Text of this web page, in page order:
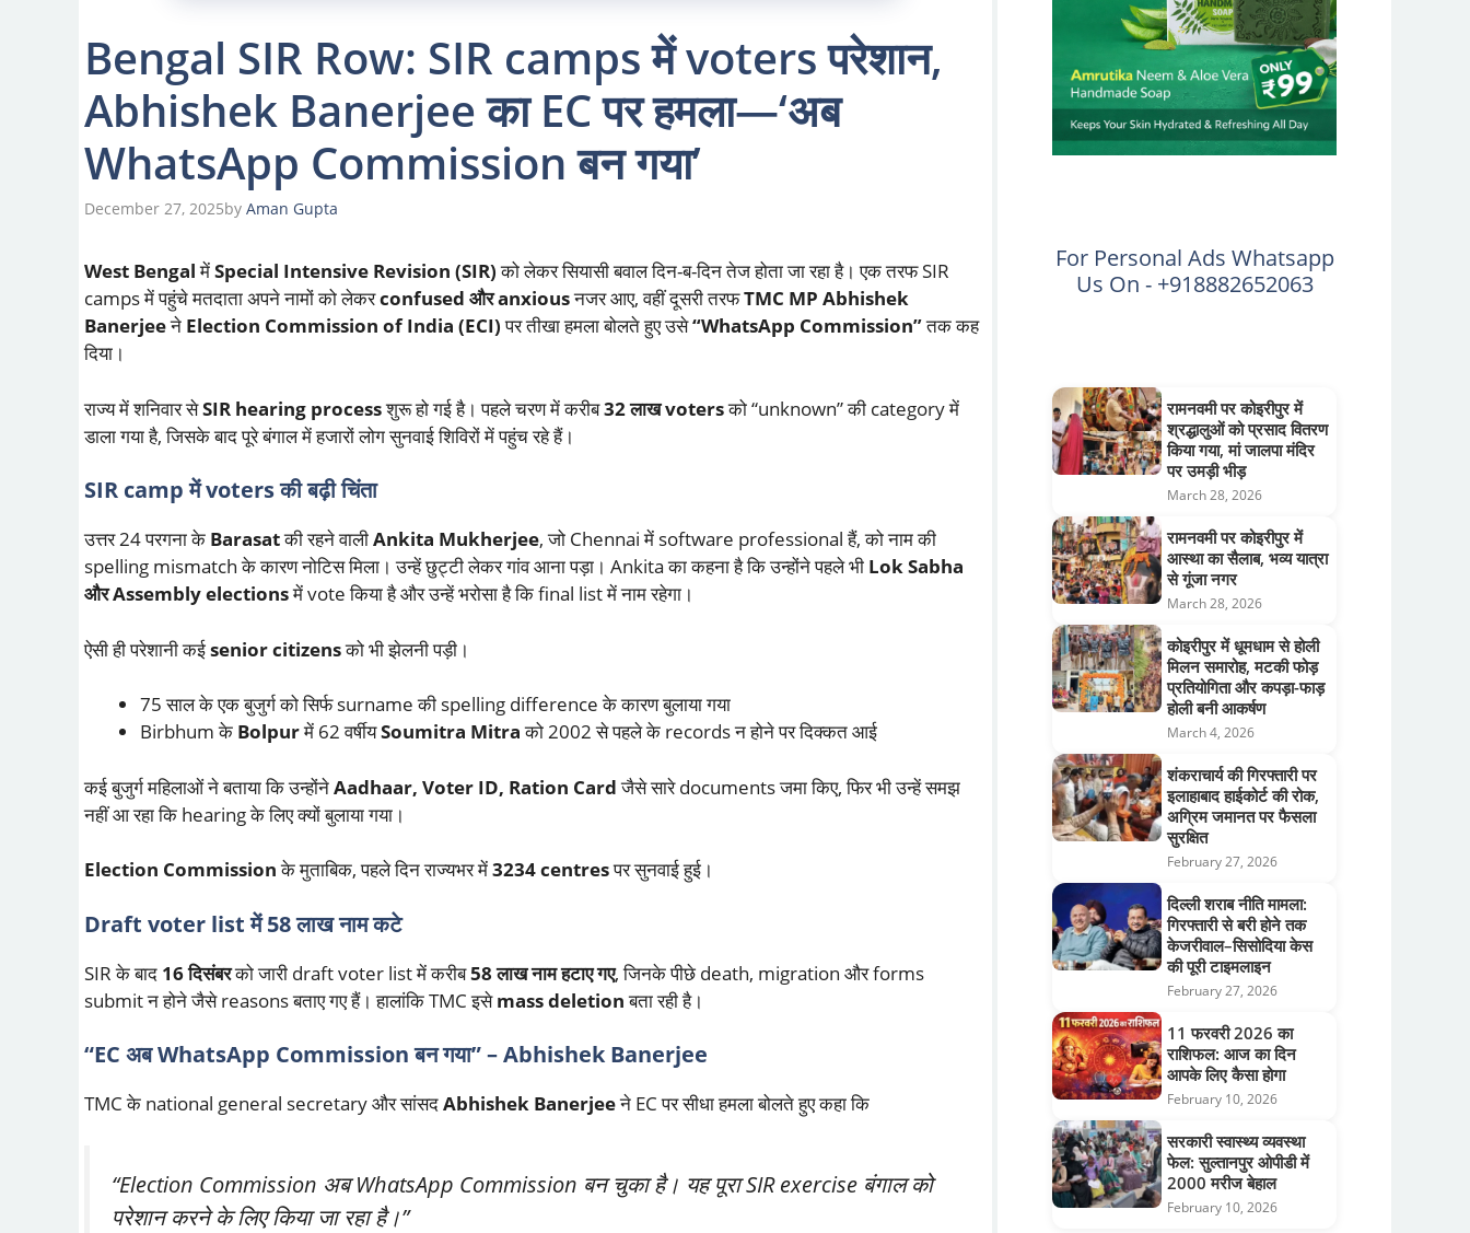
Bengal SIR Row: SIR camps में voters परेशान,
Abhishek Banerjee का EC पर हमला—‘अब
WhatsApp Commission बन गया’
December 27, 2025by Aman Gupta
West BengalमेंSpecial Intensive Revision (SIR)को लेकर सियासी बवाल दिन-ब-दिन तेज होता जा रहा है। एक तरफ SIR
camps में पहुंचे मतदाता अपने नामों को लेकरconfused और anxiousनजर आए, वहीं दूसरी तरफTMC MP Abhishek
Banerjeeने Election Commission of India (ECI)पर तीखा हमला बोलते हुए उसे“WhatsApp Commission”तक कह
दिया।
राज्य में शनिवार सेSIR hearing processशुरू हो गई है। पहले चरण में करीब32 लाख votersको “unknown” की category में
डाला गया है, जिसके बाद पूरे बंगाल में हजारों लोग सुनवाई शिविरों में पहुंच रहे हैं।
SIR camp में voters की बढ़ी चिंता
उत्तर 24 परगना के Barasatकी रहने वालीAnkita Mukherjee, जो Chennai में software professional हैं, को नाम की
spelling mismatch के कारण नोटिस मिला। उन्हें छुट्टी लेकर गांव आना पड़ा। Ankita का कहना है कि उन्होंने पहले भी Lok Sabha
और Assembly electionsमें vote किया है और उन्हें भरोसा है कि final list में नाम रहेगा।
ऐसी ही परेशानी कईsenior citizensको भी झेलनी पड़ी।
75 साल के एक बुजुर्ग को सिर्फ surname की spelling difference के कारण बुलाया गया
Birbhum के Bolpurमें 62 वर्षीयSoumitra Mitraको 2002 से पहले के records न होने पर दिक्कत आई
कई बुजुर्ग महिलाओं ने बताया कि उन्होंनेAadhaar, Voter ID, Ration Cardजैसे सारे documents जमा किए, फिर भी उन्हें समझ
नहीं आ रहा कि hearing के लिए क्यों बुलाया गया।
Election Commissionके मुताबिक, पहले दिन राज्यभर में3234 centresपर सुनवाई हुई।
Draft voter list में 58 लाख नाम कटे
SIR के बाद 16 दिसंबरको जारी draft voter list में करीब58 लाख नाम हटाए गए, जिनके पीछे death, migration और forms
submit न होने जैसे reasons बताए गए हैं। हालांकि TMC इसेmass deletionबता रही है।
“EC अब WhatsApp Commission बन गया” – Abhishek Banerjee
TMC के national general secretary और सांसदAbhishek Banerjeeने EC पर सीधा हमला बोलते हुए कहा कि
“Election Commission अब WhatsApp Commission बन चुका है। यह पूरा SIR exercise बंगाल को
परेशान करने के लिए किया जा रहा है।”
For Personal Ads Whatsapp
Us On - +918882652063
रामनवमी पर कोइरीपुर में
श्रद्धालुओं को प्रसाद वितरण
किया गया, मां जालपा मंदिर
पर उमड़ी भीड़
March 28, 2026
रामनवमी पर कोइरीपुर में
आस्था का सैलाब, भव्य यात्रा
से गूंजा नगर
March 28, 2026
कोइरीपुर में धूमधाम से होली
मिलन समारोह, मटकी फोड़
प्रतियोगिता और कपड़ा-फाड़
होली बनी आकर्षण
March 4, 2026
शंकराचार्य की गिरफ्तारी पर
इलाहाबाद हाईकोर्ट की रोक,
अग्रिम जमानत पर फैसला
सुरक्षित
February 27, 2026
दिल्ली शराब नीति मामला:
गिरफ्तारी से बरी होने तक
केजरीवाल–सिसोदिया केस
की पूरी टाइमलाइन
February 27, 2026
11 फरवरी 2026 का
राशिफल: आज का दिन
आपके लिए कैसा होगा
February 10, 2026
सरकारी स्वास्थ्य व्यवस्था
फेल: सुल्तानपुर ओपीडी में
2000 मरीज बेहाल
February 10, 2026